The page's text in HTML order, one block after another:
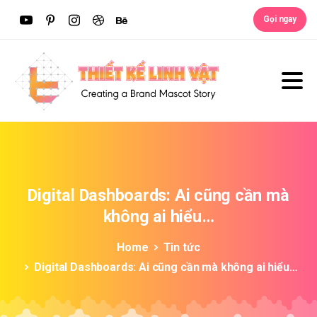
Gọi ngay
Digital Dashboards: Ai cũng cần mà
không ai hiểu…
Home
Tin tức
Digital Dashboards: Ai cũng cần mà không ai hiểu…